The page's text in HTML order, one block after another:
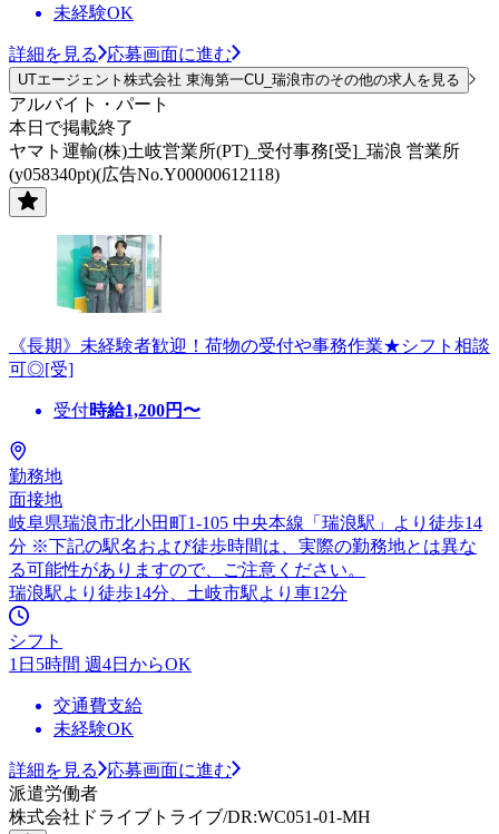
未経験OK
詳細を見る 応募画面に進む
UTエージェント株式会社 東海第一CU_瑞浪市のその他の求人を見る
アルバイト・パート
本日で掲載終了
ヤマト運輸(株)土岐営業所(PT)_受付事務[受]_瑞浪 営業所
(y058340pt)(広告No.Y00000612118)
《長期》未経験者歓迎！荷物の受付や事務作業★シフト相談
可◎[受]
受付時給1,200円〜
勤務地
面接地
岐阜県瑞浪市北小田町1-105 中央本線「瑞浪駅」より徒歩14
分 ※下記の駅名および徒歩時間は、実際の勤務地とは異な
る可能性がありますので、ご注意ください。
瑞浪駅より徒歩14分、土岐市駅より車12分
シフト
1日5時間 週4日からOK
交通費支給
未経験OK
詳細を見る
応募画面に進む
派遣労働者
株式会社ドライブトライブ/DR:WC051-01-MH